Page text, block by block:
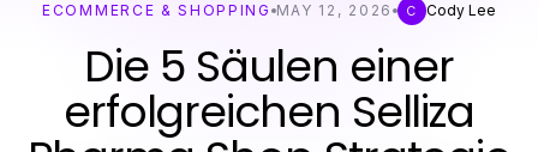
ECOMMERCE & SHOPPING MAY 12, 2026 C Cody Lee
Die 5 Säulen einer
erfolgreichen Selliza